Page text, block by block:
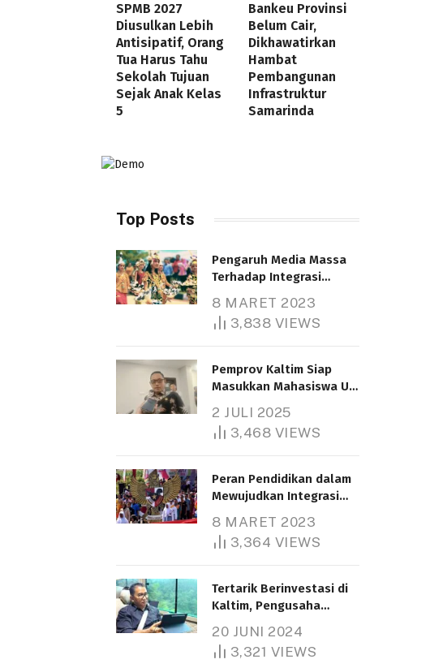
SPMB 2027
Diusulkan Lebih
Antisipatif, Orang
Tua Harus Tahu
Sekolah Tujuan
Sejak Anak Kelas
5
Bankeu Provinsi
Belum Cair,
Dikhawatirkan
Hambat
Pembangunan
Infrastruktur
Samarinda
Top Posts
Pengaruh Media Massa
Terhadap Integrasi
8 MARET 2023
3,838 VIEWS
Pemprov Kaltim Siap
Masukkan Mahasiswa UT
Bantuan Pendidikan
Gratispol
2 JULI 2025
3,468 VIEWS
Peran Pendidikan dalam
Mewujudkan Integrasi
8 MARET 2023
3,364 VIEWS
Tertarik Berinvestasi di
Kaltim, Pengusaha
1.000 Hektare
20 JUNI 2024
3,321 VIEWS